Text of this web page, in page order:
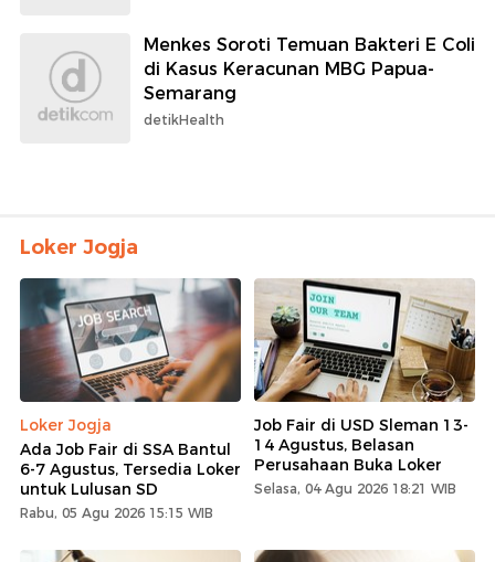
Menkes Soroti Temuan Bakteri E Coli
di Kasus Keracunan MBG Papua-
Semarang
detikHealth
Loker Jogja
Loker Jogja
Ada Job Fair di SSA Bantul
6-7 Agustus, Tersedia Loker
untuk Lulusan SD
Rabu, 05 Agu 2026 15:15 WIB
Job Fair di USD Sleman 13-
14 Agustus, Belasan
Perusahaan Buka Loker
Selasa, 04 Agu 2026 18:21 WIB